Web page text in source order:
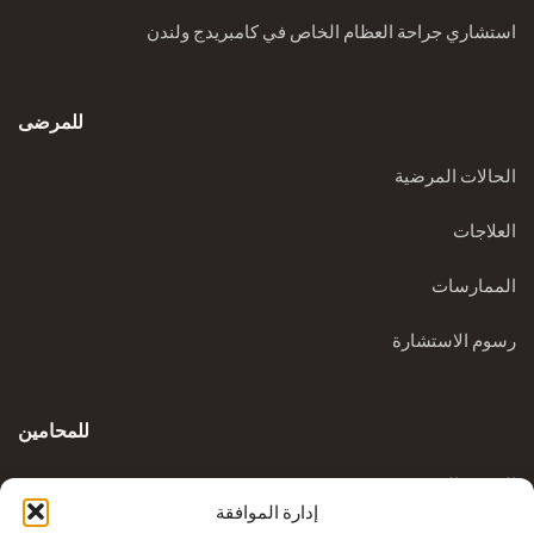
إدارة الموافقة
استشاري جراحة العظام الخاص في كامبريدج ولندن
للمرضى
الحالات المرضية
العلاجات
الممارسات
رسوم الاستشارة
للمحامين
المدونة السريرية